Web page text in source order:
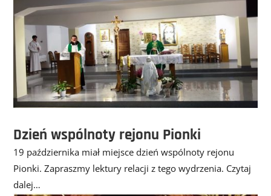
Dzień wspólnoty rejonu Pionki
19 października miał miejsce dzień wspólnoty rejonu
Pionki. Zapraszmy lektury relacji z tego wydrzenia. Czytaj
dalej…